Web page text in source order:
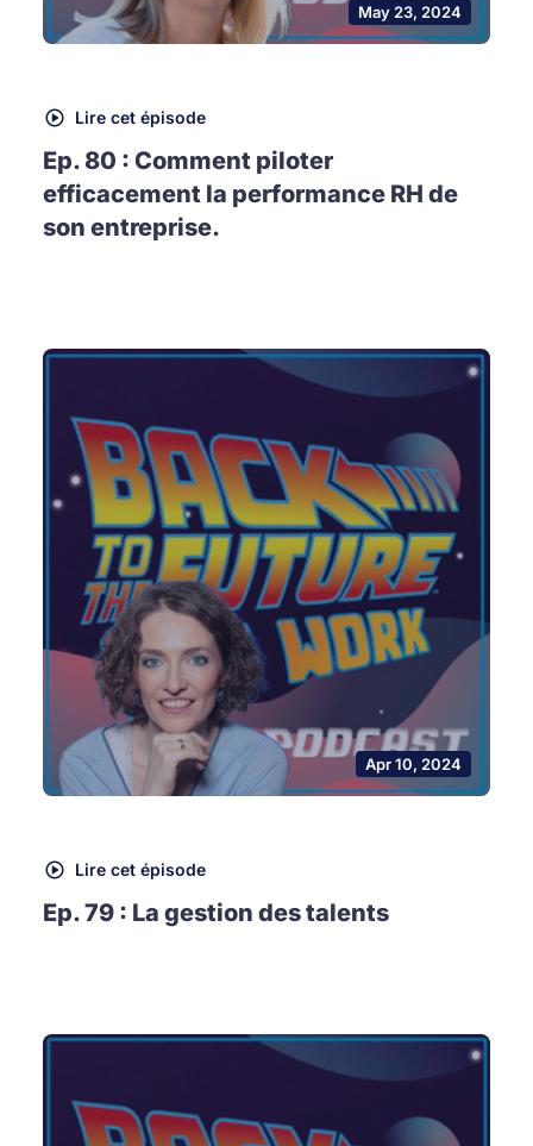
May 23, 2024
Lire cet épisode
Ep. 80 : Comment piloter
efficacement la performance RH de
son entreprise.
Apr 10, 2024
Lire cet épisode
Ep. 79 : La gestion des talents